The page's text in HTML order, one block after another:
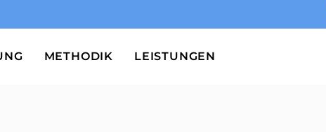
METHODIK LEISTUNGEN